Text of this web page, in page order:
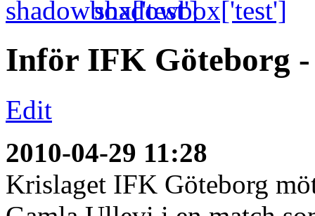
Inför IFK Göteborg
Edit
2010-04-29 11:28
Krislaget IFK Göteborg